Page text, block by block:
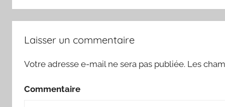
Laisser un commentaire
Votre adresse e-mail ne sera pas publiée. Les
Commentaire